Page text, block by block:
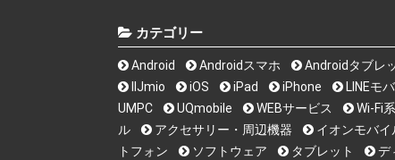
カテゴリー
Android Androidスマホ Androidタブレ
IIJmio
iOS iPad iPhone LINEモ
UMPC
UQmobile WEBサービス Wi-Fi
ル
アクセサリー・周辺機器 イオンモバイ
トフォン
ソフトウェア タブレット デ